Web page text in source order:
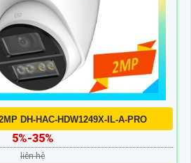
DH-HAC-HDW1249X-IL-A-PRO
5%-35%
liên hệ